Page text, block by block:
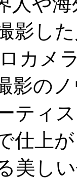
影し
カメ
影の
ティ
仕上
美し